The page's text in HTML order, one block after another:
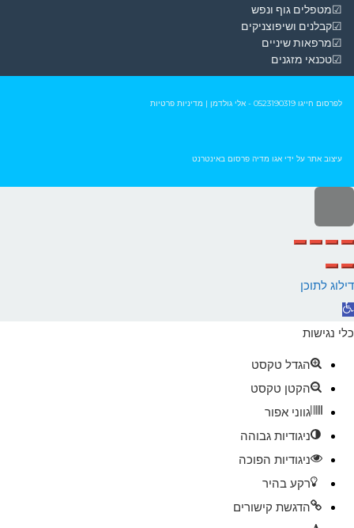
☑מטפלים גוף ונפש
☑קבלנים ושיפוצניקים
☑מרפאות שיניים
☑טכנאי מזגנים
לפרסום חייגו 0523190319 - אלי גולדמן | מדיניות פרטיות
עיצוב אתר על ידי אגו מדיה פרסום באינטרנט
לראש
העמוד
דילוג לתוכן
פתח
סרגל
כלי נגישות
הגדל טקסט
הקטן טקסט
גווני אפור
ניגודיות גבוהה
ניגודיות הפוכה
רקע בהיר
הדגשת קישורים